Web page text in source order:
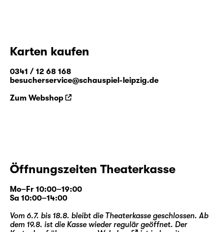
Karten kaufen
0341 / 12 68 168
besucherservice@schauspiel-leipzig.de
Zum Webshop
Öffnungszeiten Theaterkasse
Mo–Fr 10:00–19:00
Sa 10:00–14:00
Vom 6.7. bis 18.8. bleibt die Theaterkasse geschlossen. Ab
dem 19.8. ist die Kasse wieder regulär geöffnet. Der